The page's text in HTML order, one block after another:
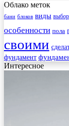
Облако меток
бани блоков виды выбор
особенности пола
своими
фундамент
Интересное